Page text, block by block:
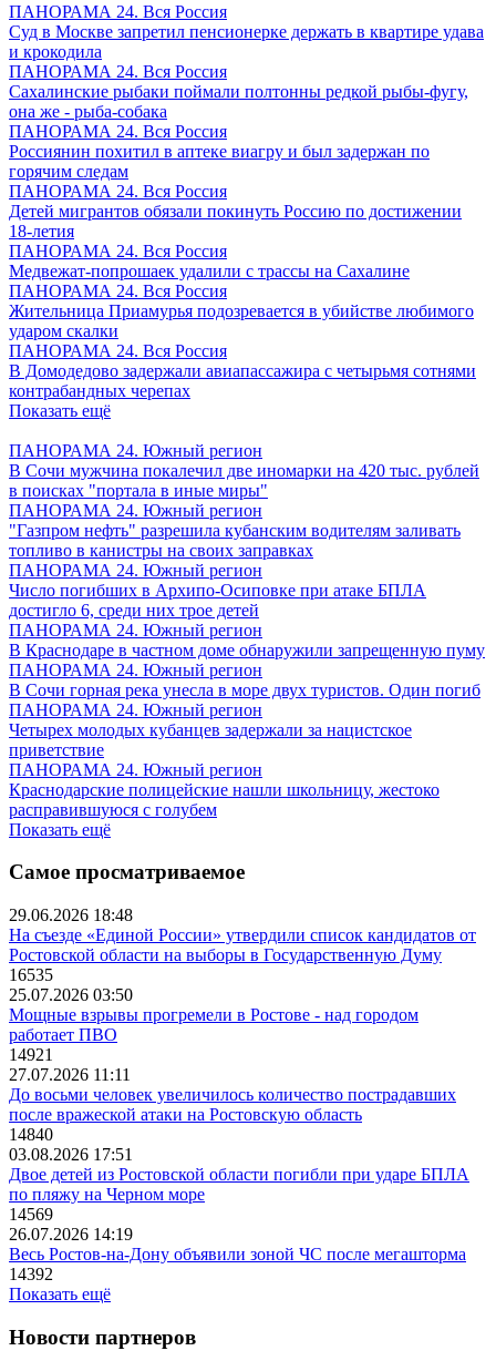
ПАНОРАМА 24. Вся Россия
Суд в Москве запретил пенсионерке держать в квартире удава
и крокодила
ПАНОРАМА 24. Вся Россия
Сахалинские рыбаки поймали полтонны редкой рыбы-фугу,
она же - рыба-собака
ПАНОРАМА 24. Вся Россия
Россиянин похитил в аптеке виагру и был задержан по
горячим следам
ПАНОРАМА 24. Вся Россия
Детей мигрантов обязали покинуть Россию по достижении
18-летия
ПАНОРАМА 24. Вся Россия
Медвежат-попрошаек удалили с трассы на Сахалине
ПАНОРАМА 24. Вся Россия
Жительница Приамурья подозревается в убийстве любимого
ударом скалки
ПАНОРАМА 24. Вся Россия
В Домодедово задержали авиапассажира с четырьмя сотнями
контрабандных черепах
Показать ещё
ПАНОРАМА 24. Южный регион
В Сочи мужчина покалечил две иномарки на 420 тыс. рублей
в поисках "портала в иные миры"
ПАНОРАМА 24. Южный регион
"Газпром нефть" разрешила кубанским водителям заливать
топливо в канистры на своих заправках
ПАНОРАМА 24. Южный регион
Число погибших в Архипо-Осиповке при атаке БПЛА
достигло 6, среди них трое детей
ПАНОРАМА 24. Южный регион
В Краснодаре в частном доме обнаружили запрещенную пуму
ПАНОРАМА 24. Южный регион
В Сочи горная река унесла в море двух туристов. Один погиб
ПАНОРАМА 24. Южный регион
Четырех молодых кубанцев задержали за нацистское
приветствие
ПАНОРАМА 24. Южный регион
Краснодарские полицейские нашли школьницу, жестоко
расправившуюся с голубем
Показать ещё
Самое просматриваемое
29.06.2026 18:48
На съезде «Единой России» утвердили список кандидатов от
Ростовской области на выборы в Государственную Думу
16535
25.07.2026 03:50
Мощные взрывы прогремели в Ростове - над городом
работает ПВО
14921
27.07.2026 11:11
До восьми человек увеличилось количество пострадавших
после вражеской атаки на Ростовскую область
14840
03.08.2026 17:51
Двое детей из Ростовской области погибли при ударе БПЛА
по пляжу на Черном море
14569
26.07.2026 14:19
Весь Ростов-на-Дону объявили зоной ЧС после мегашторма
14392
Показать ещё
Новости партнеров